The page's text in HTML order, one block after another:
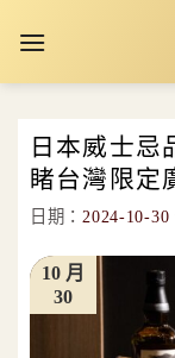
日本威士忌
睹台灣限定
日期：2024-10-30
30
10 月